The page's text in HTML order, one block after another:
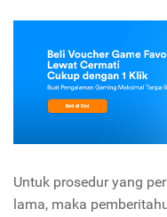
Untuk prosedur yang
lama, maka